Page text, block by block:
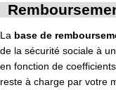
La base de
de la sécurité sociale à
en fonction de
reste à charge par votre